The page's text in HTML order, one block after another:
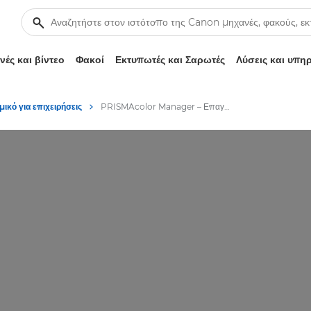
και βίντεο Φακοί Εκτυπωτές και Σαρωτές Λύσεις και
για επιχειρήσεις PRISMAcolor Manager – Επαγγελματικό λογισμικό